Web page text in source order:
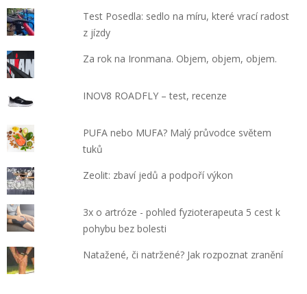
Test Posedla: sedlo na míru, které vrací radost
z jízdy
Za rok na Ironmana. Objem, objem, objem.
INOV8 ROADFLY – test, recenze
PUFA nebo MUFA? Malý průvodce světem
tuků
Zeolit: zbaví jedů a podpoří výkon
3x o artróze - pohled fyzioterapeuta 5 cest k
pohybu bez bolesti
Natažené, či natržené? Jak rozpoznat zranění